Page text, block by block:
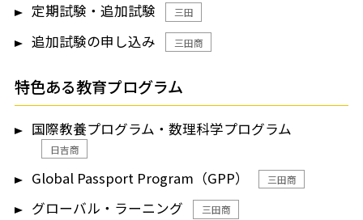
定期試験・追加試験 三田
追加試験の申し込み 三田商
特色ある教育プログラム
国際教養プログラム・数理科学プログラム
日吉商
Global Passport Program（GPP） 三田商
グローバル・ラーニング 三田商